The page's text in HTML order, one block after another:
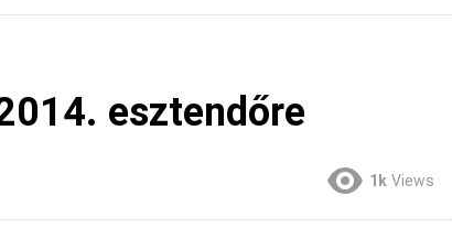
esztendőre
1k Views